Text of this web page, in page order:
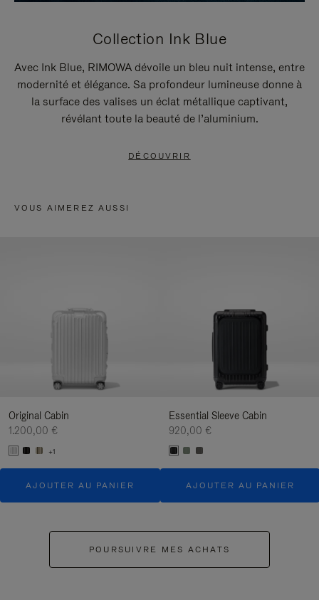
Collection Ink Blue
Avec Ink Blue, RIMOWA dévoile un bleu nuit intense, entre
modernité et élégance. Sa profondeur lumineuse donne à
la surface des valises un éclat métallique captivant,
révélant toute la beauté de l’aluminium.
DÉCOUVRIR
VOUS AIMEREZ AUSSI
Original Cabin
1.200,00 €
+1
AJOUTER AU PANIER
Essential Sleeve Cabin
920,00 €
AJOUTER AU PANIER
POURSUIVRE MES ACHATS